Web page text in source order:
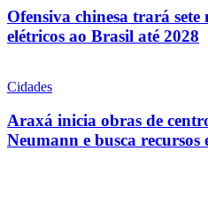
Ofensiva chinesa trará
elétricos ao Brasil até 2028
Cidades
Araxá inicia obras de
Neumann e busca recursos